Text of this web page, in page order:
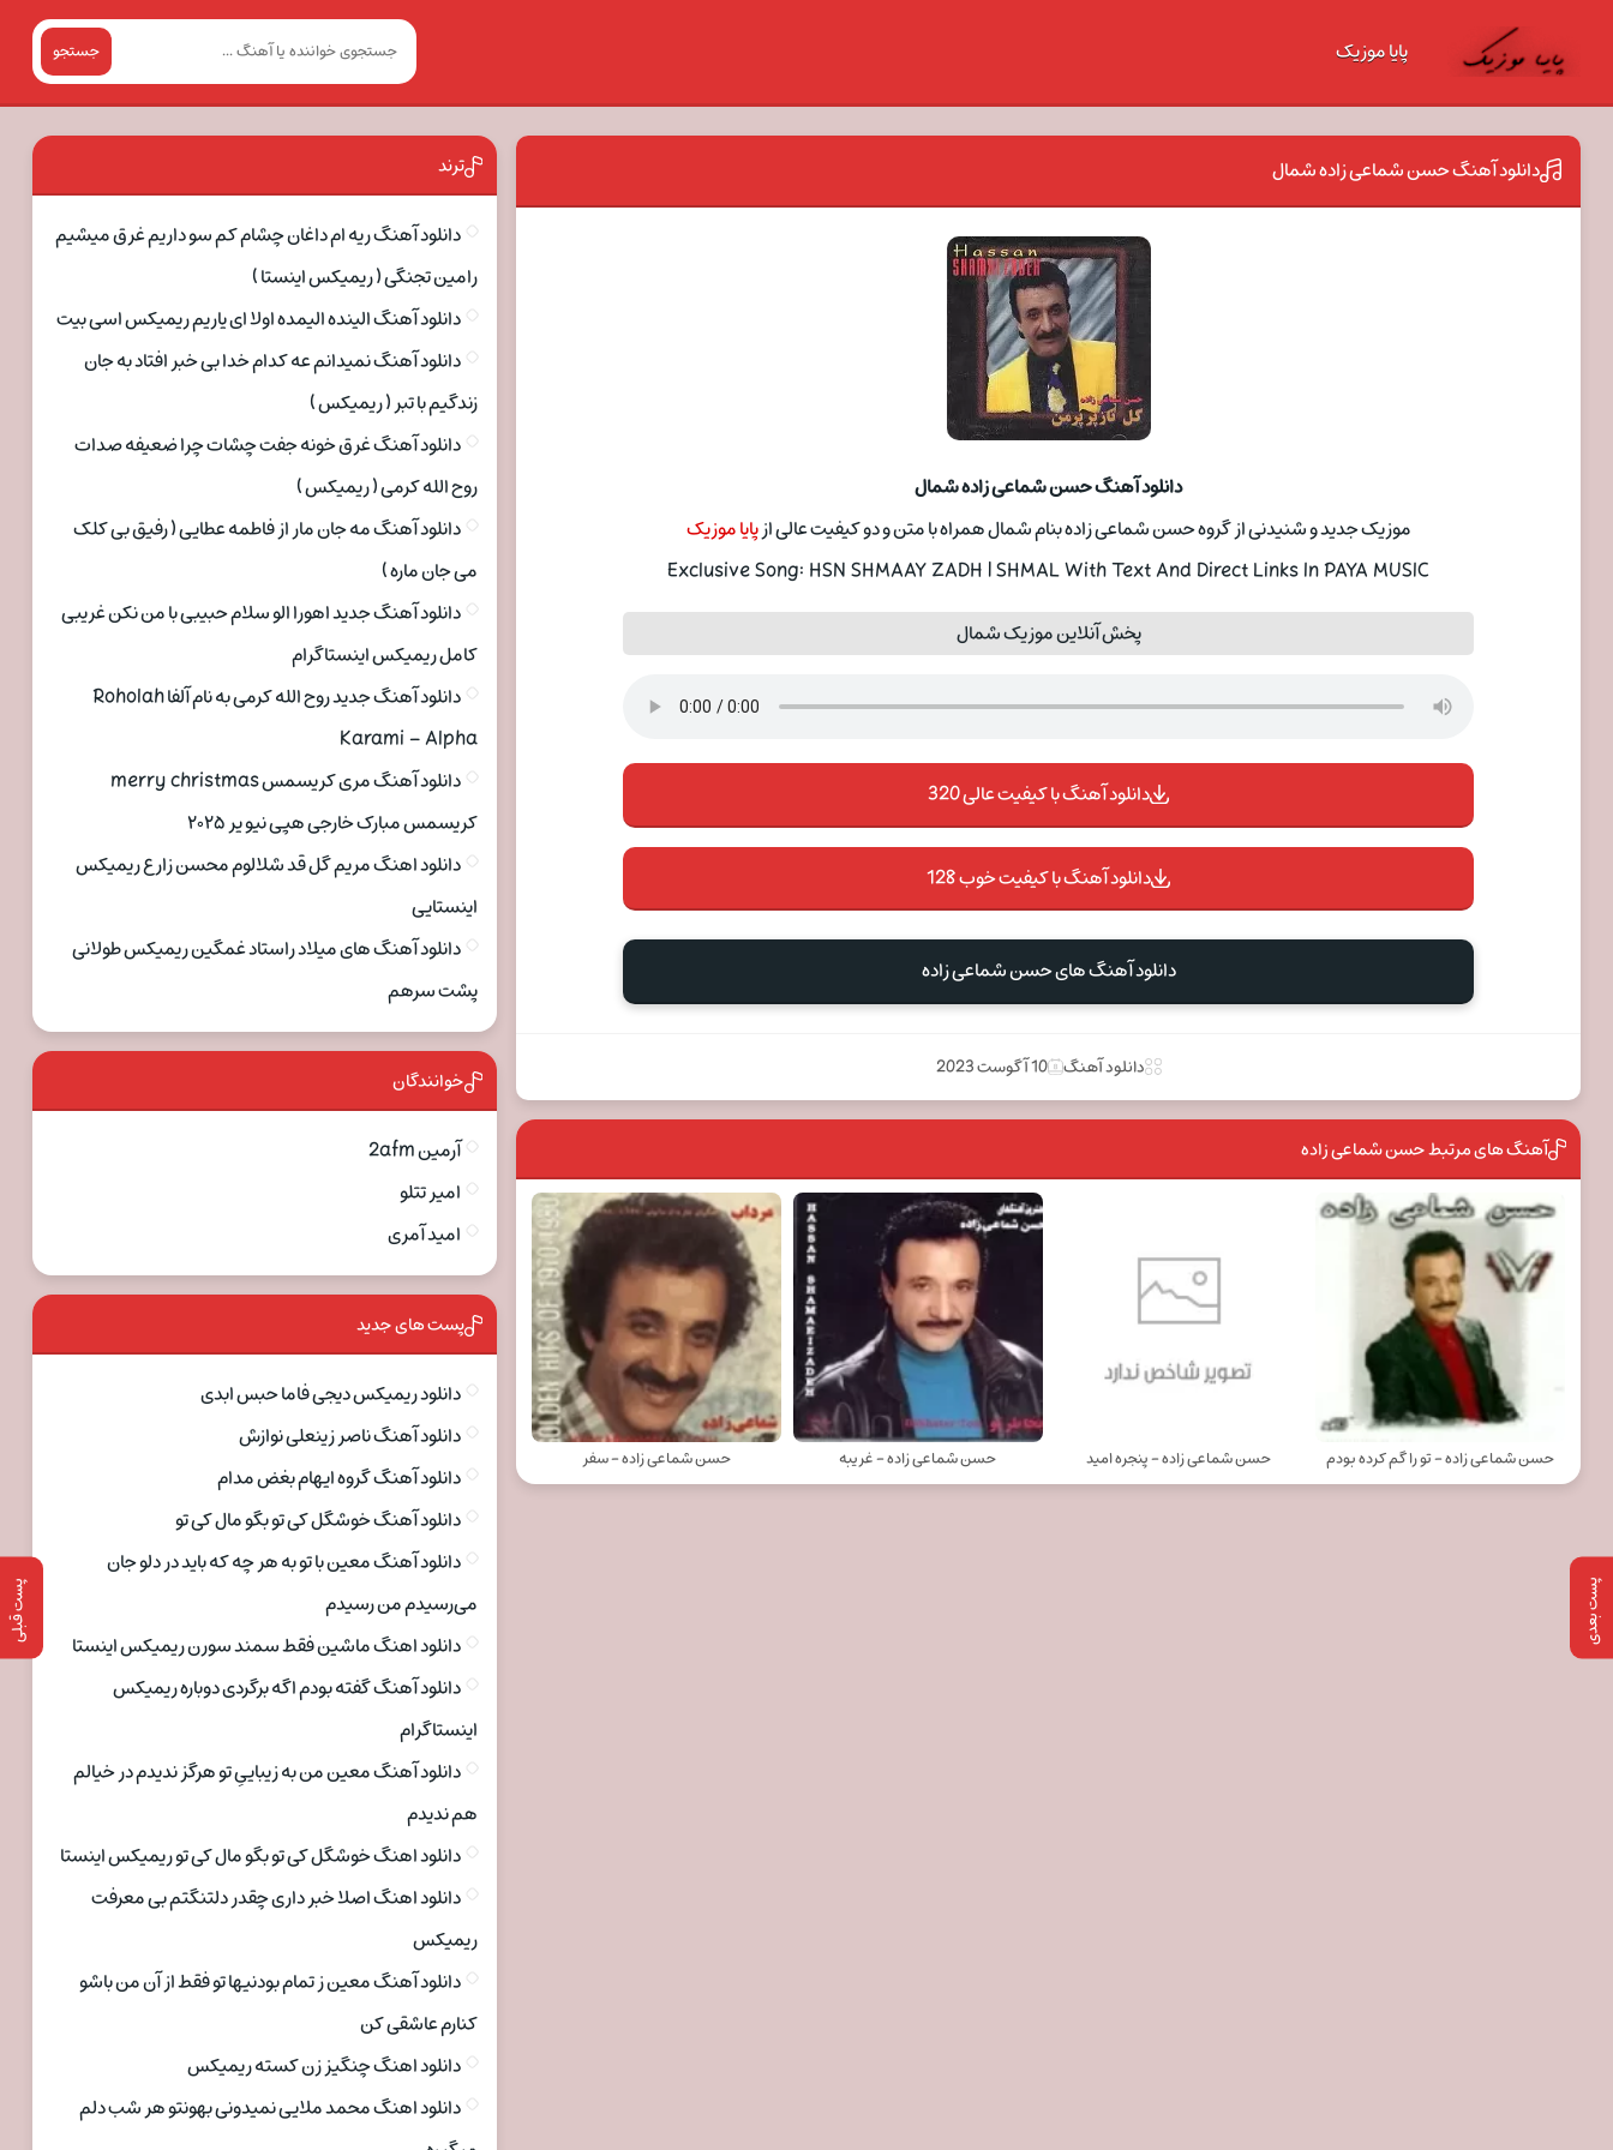
پایا موزیک جستجو
پست بعدی پست قبلی
دانلود آهنگ حسن شماعی زاده شمال
دانلود آهنگ حسن شماعی زاده شمال
موزیک جدید و شنیدنی از گروه حسن شماعی زاده بنام شمال همراه با متن و دو کیفیت عالی ازپایا موزیک
Exclusive Song: HSN SHMAAY ZADH | SHMAL With Text And Direct Links In PAYA MUSIC
پخش آنلاین موزیک شمال
دانلود آهنگ با کیفیت عالی 320
دانلود آهنگ با کیفیت خوب 128
دانلود آهنگ های حسن شماعی زاده
دانلود آهنگ 10 آگوست 2023
آهنگ های مرتبط حسن شماعی زاده
حسن شماعی زاده - تو را گم کرده بودم حسن شماعی زاده - پنجره امید حسن شماعی زاده - غریبه حسن شماعی زاده - سفر
ترند
دانلود آهنگ ریه ام داغان چشام کم سو داریم غرق میشیم
رامین تجنگی ( ریمیکس اینستا )
دانلود آهنگ الینده الیمده اولا ای یاریم ریمیکس اسی بیت
دانلود آهنگ نمیدانم عه کدام خدا بی خبر افتاد به جان
زندگیم با تبر ( ریمیکس )
دانلود آهنگ غرق خونه جفت چشات چرا ضعیفه صدات
روح الله کرمی ( ریمیکس )
دانلود آهنگ مه جان مار از فاطمه عطایی ( رفیق بی کلک
می جان ماره )
دانلود آهنگ جدید اهورا الو سلام حبیبی با من نکن غریبی
کامل ریمیکس اینستاگرام
دانلود آهنگ جدید روح الله کرمی به نام آلفا Roholah
Karami – Alpha
دانلود آهنگ مری کریسمس merry christmas
کریسمس مبارک خارجی هپی نیو یر ۲۰۲۵
دانلود اهنگ مریم گل قد شلالوم محسن زارع ریمیکس
اینستایی
دانلود آهنگ های میلاد راستاد غمگین ریمیکس طولانی
پشت سرهم
خوانندگان
آرمین 2afm
امیر تتلو
امید آمری
پست های جدید
دانلود ریمیکس دیجی فاما حبس ابدی
دانلود آهنگ ناصر زینعلی نوازش
دانلود آهنگ گروه ایهام بغض مدام
دانلود آهنگ خوشگل کی تو بگو مال کی تو
دانلود آهنگ معین با تو به هر چه که باید در دلو جان
می‌رسیدم من رسیدم
دانلود اهنگ ماشین فقط سمند سورن ریمیکس اینستا
دانلود آهنگ گفته بودم اگه برگردی دوباره ریمیکس
اینستاگرام
دانلود آهنگ معین من به زیباییِ تو هرگز ندیدم در خیالم
هم ندیدم
دانلود اهنگ خوشگل کی تو بگو مال کی تو ریمیکس اینستا
دانلود اهنگ اصلا خبر داری چقدر دلتنگتم بی معرفت
ریمیکس
دانلود آهنگ معین ز تمام بودنیها تو فقط از آن من باشو
کنارم عاشقی کن
دانلود اهنگ چنگیز زن کسته ریمیکس
دانلود اهنگ محمد ملایی نمیدونی بهونتو هر شب دلم